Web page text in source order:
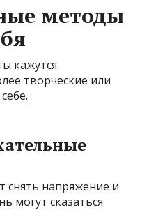
методы
кажутся
творческие или
снять напряжение и
могут сказаться